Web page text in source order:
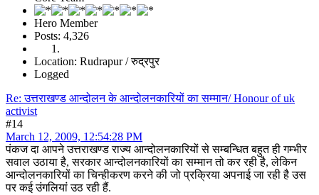
Hero Member
Posts: 4,326
Location: Rudrapur / रुद्रपुर
Logged
Re: उत्तराखण्ड आन्दोलन के आन्दोलनकारियों का सम्मान/ Honour of uk
activist
#14
March 12, 2009, 12:54:28 PM
पंकज दा आपने उत्तराखण्ड राज्य आन्दोलनकारियों से सम्बन्धित बहुत ही गम्भीर
सवाल उठाया है, सरकार आन्दोलनकारियों का सम्मान तो कर रही है, लेकिन
आन्दोलनकारियों का चिन्हीकरण करने की जो प्रक्रिया अपनाई जा रही है उस
पर कई उंगलियां उठ रही हैं.